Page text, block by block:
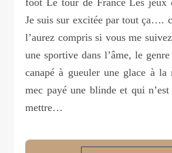
Je suis sur excitée par tout ça….
l’aurez compris si vous me
une sportive dans l’âme, le
canapé à gueuler une glace à la
mec payé une blinde et qui
mettre…